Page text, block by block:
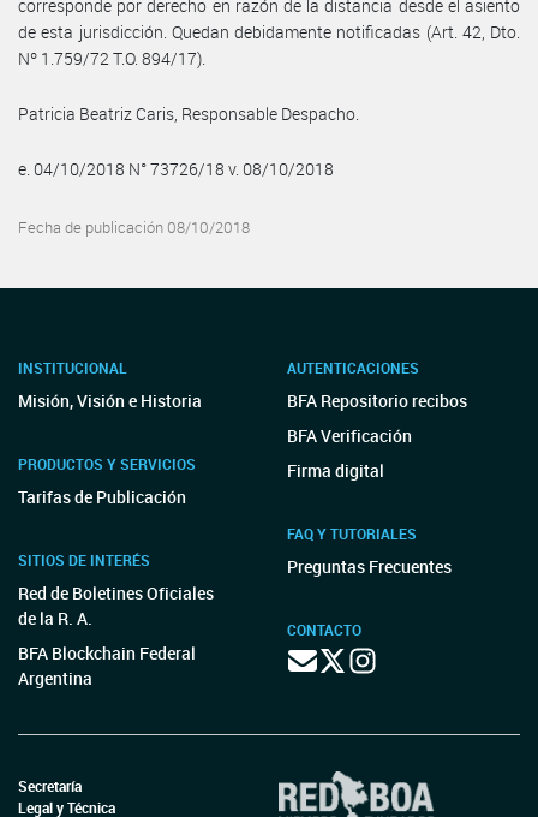
corresponde por derecho en razón de la distancia desde el asiento
de esta jurisdicción. Quedan debidamente notificadas (Art. 42, Dto.
Nº 1.759/72 T.O. 894/17).
Patricia Beatriz Caris, Responsable Despacho.
e. 04/10/2018 N° 73726/18 v. 08/10/2018
Fecha de publicación 08/10/2018
INSTITUCIONAL
Misión, Visión e Historia
PRODUCTOS Y SERVICIOS
Tarifas de Publicación
SITIOS DE INTERÉS
Red de Boletines Oficiales
de la R. A.
BFA Blockchain Federal
Argentina
AUTENTICACIONES
BFA Repositorio recibos
BFA Verificación
Firma digital
FAQ Y TUTORIALES
Preguntas Frecuentes
CONTACTO
Secretaría
Legal y Técnica